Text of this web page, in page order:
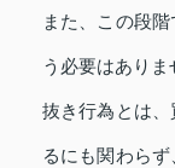
また、この段
う必要はありま
抜き行為とは
るにも関わら